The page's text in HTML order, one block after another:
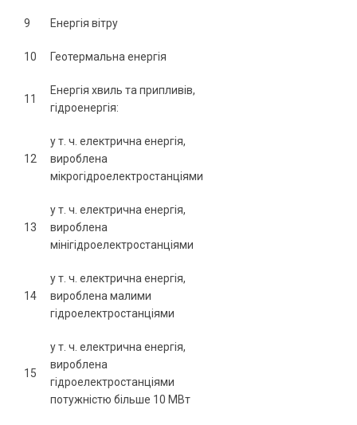
9 Енергія вітру
10 Геотермальна енергія
11
Енергія хвиль та припливів,
гідроенергія:
12
у т. ч. електрична енергія,
вироблена
мікрогідроелектростанціями
13
у т. ч. електрична енергія,
вироблена
мінігідроелектростанціями
14
у т. ч. електрична енергія,
вироблена малими
гідроелектростанціями
15
у т. ч. електрична енергія,
вироблена
гідроелектростанціями
потужністю більше 10 МВт